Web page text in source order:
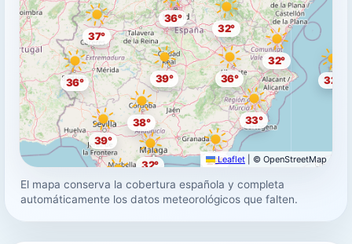
36°
32°
39°
32°
33°
38°
29°
36°
36°
33°
39° 32°
32°
37°
Leaflet © OpenStreetMap
El mapa conserva la cobertura española y completa
automáticamente los datos meteorológicos que falten.